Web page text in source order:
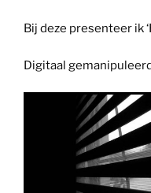
Bij deze presenteer ik
Digitaal